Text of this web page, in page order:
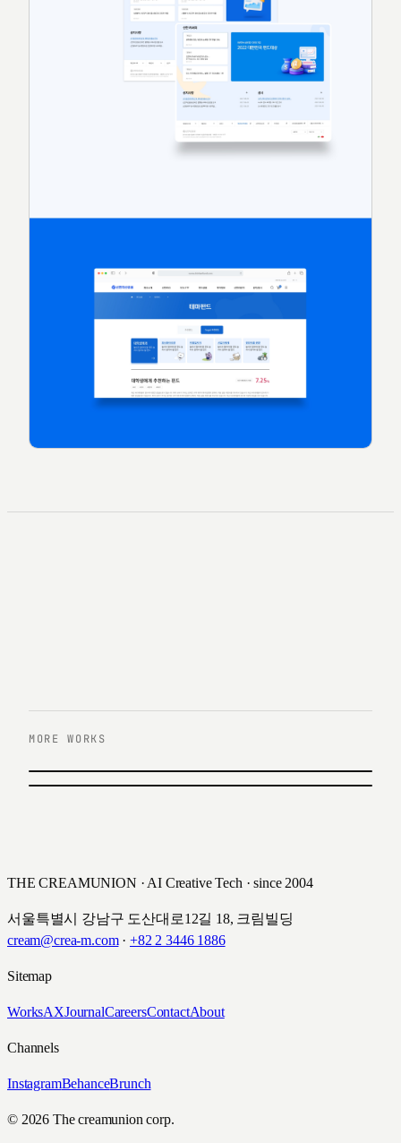
MORE WORKS
THE CREAMUNION · AI Creative Tech · since 2004
서울특별시 강남구 도산대로12길 18, 크림빌딩
cream@crea-m.com· +82 2 3446 1886
Sitemap
WorksAXJournalCareersContactAbout
Channels
InstagramBehanceBrunch
© 2026 The creamunion corp.